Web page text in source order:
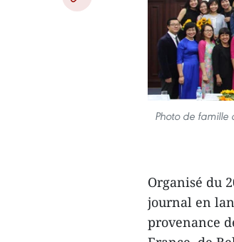
Photo de famille
Organisé du
journal en
provenance